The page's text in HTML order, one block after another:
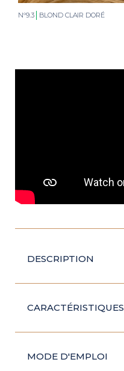
N°9.3 BLOND CLAIR DORÉ
DESCRIPTION
CARACTÉRISTIQUES
MODE D'EMPLOI